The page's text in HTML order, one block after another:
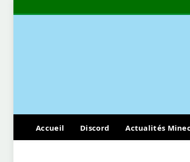
Accueil Discord Actualités